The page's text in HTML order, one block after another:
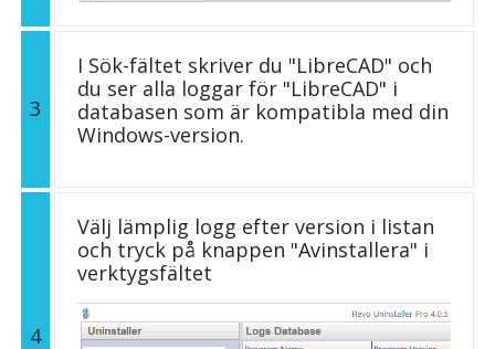
3
I Sök-fältet skriver du "LibreCAD" och
du ser alla loggar för "LibreCAD" i
databasen som är kompatibla med din
Windows-version.
4
Välj lämplig logg efter version i listan
och tryck på knappen "Avinstallera" i
verktygsfältet